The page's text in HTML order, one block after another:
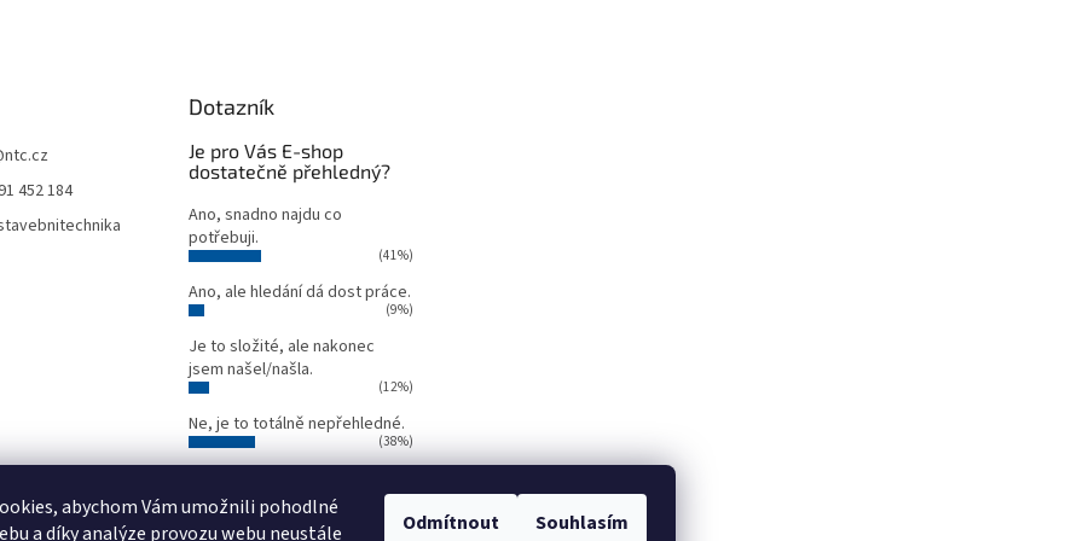
abychom Vám umožnili pohodlné
a díky analýze provozu webu neustále
Odmítnout Souhlasím
ntc.cz
452 184
Dotazník
Je pro Vás E-shop
dostatečně přehledný?
Ano, snadno najdu co
potřebuji.
(41%)
Ano, ale hledání dá dost práce.
(9%)
Je to složité, ale nakonec
jsem našel/našla.
(12%)
Ne, je to totálně nepřehledné.
(38%)